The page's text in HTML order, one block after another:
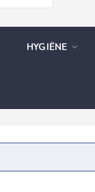
HYGIËNE